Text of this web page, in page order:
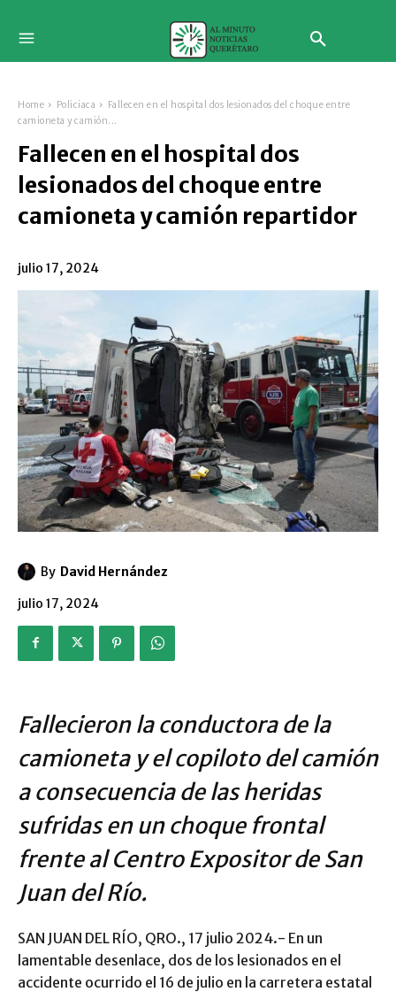
Home Policiaca
Fallecen en el hospital dos lesionados del choque entre
camioneta y camión...
Fallecen en el hospital dos
lesionados del choque entre
camioneta y camión repartidor
julio 17, 2024
By David Hernández
julio 17, 2024
Fallecieron la conductora de la
camioneta y el copiloto del camión
a consecuencia de las heridas
sufridas en un choque frontal
frente al Centro Expositor de San
Juan del Río.
SAN JUAN DEL RÍO, QRO., 17 julio 2024.- En un
lamentable desenlace, dos de los lesionados en el
accidente ocurrido el 16 de julio en la carretera estatal